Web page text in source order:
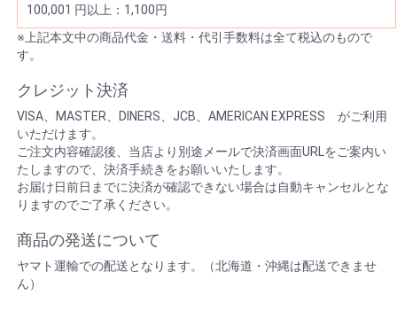
100,001 円以上：1,100円
※上記本文中の商品代金・送料・代引手数料は全て税込のもので
す。
クレジット決済
VISA、MASTER、DINERS、JCB、AMERICAN EXPRESS がご利用
いただけます。
ご注文内容確認後、当店より別途メールで決済画面URLをご案内い
たしますので、決済手続きをお願いいたします。
お届け日前日までに決済が確認できない場合は自動キャンセルとな
りますのでご了承ください。
商品の発送について
ヤマト運輸での配送となります。（北海道・沖縄は配送できませ
ん）